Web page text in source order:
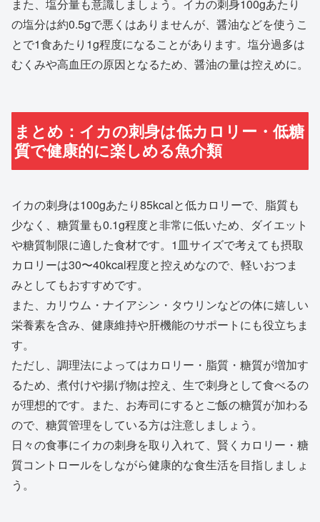
また、塩分量も意識しましょう。イカの刺身100gあたり
の塩分は約0.5gで悪くはありませんが、醤油などを使うこ
とで1食あたり1g程度になることがあります。塩分過多は
むくみや高血圧の原因となるため、醤油の量は控えめに。
まとめ：イカの刺身は低カロリー・低糖
質で健康的に楽しめる魚介類
イカの刺身は100gあたり85kcalと低カロリーで、脂質も
少なく、糖質量も0.1g程度と非常に低いため、ダイエット
や糖質制限に適した食材です。1皿サイズで考えても摂取
カロリーは30〜40kcal程度と控えめなので、軽いおつま
みとしてもおすすめです。
また、カリウム・ナイアシン・タウリンなどの体に嬉しい
栄養素を含み、健康維持や肝機能のサポートにも役立ちま
す。
ただし、調理法によってはカロリー・脂質・糖質が増加す
るため、煮付けや揚げ物は控え、生で刺身として食べるの
が理想的です。また、お寿司にするとご飯の糖質が加わる
ので、糖質管理をしている方は注意しましょう。
日々の食事にイカの刺身を取り入れて、賢くカロリー・糖
質コントロールをしながら健康的な食生活を目指しましょ
う。